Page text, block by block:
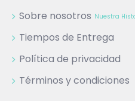
Sobre nosotros Nuestra
Tiempos de Entrega
Política de privacidad
Términos y condiciones